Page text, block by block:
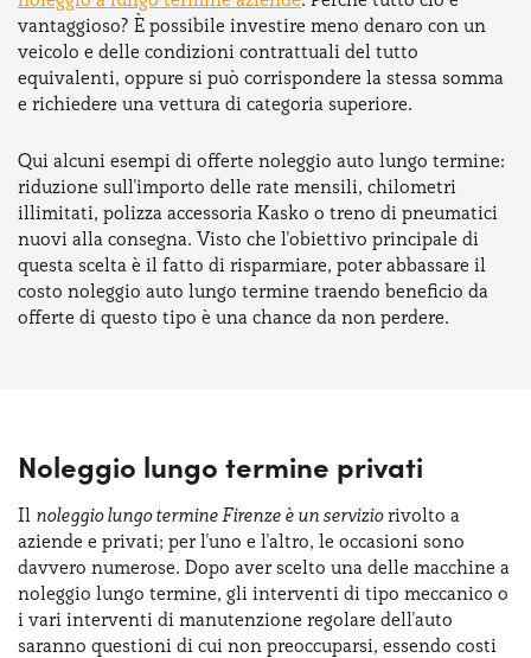
vantaggioso? È possibile investire meno denaro con un
veicolo e delle condizioni contrattuali del tutto
equivalenti, oppure si può corrispondere la stessa somma
e richiedere una vettura di categoria superiore.
Qui alcuni esempi di offerte noleggio auto lungo termine:
riduzione sull'importo delle rate mensili, chilometri
illimitati, polizza accessoria Kasko o treno di pneumatici
nuovi alla consegna. Visto che l'obiettivo principale di
questa scelta è il fatto di risparmiare, poter abbassare il
costo noleggio auto lungo termine traendo beneficio da
offerte di questo tipo è una chance da non perdere.
Noleggio lungo termine privati
Il noleggio lungo termine Firenze è un serviziorivolto a
aziende e privati; per l'uno e l'altro, le occasioni sono
davvero numerose. Dopo aver scelto una delle macchine a
noleggio lungo termine, gli interventi di tipo meccanico o
i vari interventi di manutenzione regolare dell'auto
saranno questioni di cui non preoccuparsi, essendo costi